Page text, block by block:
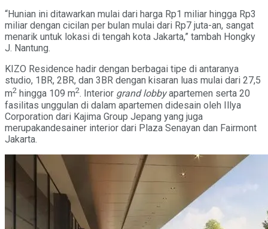
“Hunian ini ditawarkan mulai dari harga Rp1 miliar hingga Rp3
miliar dengan cicilan per bulan mulai dari Rp7 juta-an, sangat
menarik untuk lokasi di tengah kota Jakarta,” tambah Hongky
J. Nantung.
KIZO Residence hadir dengan berbagai tipe di antaranya
studio, 1BR, 2BR, dan 3BR dengan kisaran luas mulai dari 27,5
m2 hingga 109 m2. Interior grand lobbyapartemen serta 20
fasilitas unggulan di dalam apartemen didesain oleh Illya
Corporation dari Kajima Group Jepang yang juga
merupakandesainer interior dari Plaza Senayan dan Fairmont
Jakarta.